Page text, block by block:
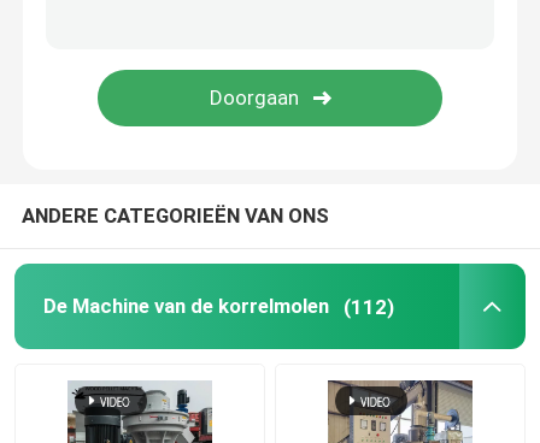
Droge het Voerextruder van Typevissen
Extruder met schroeftoevoer
De Machine van het biomassabriketteren
ANDERE CATEGORIEËN VAN ONS
De Machine van de korrelmolen (112)